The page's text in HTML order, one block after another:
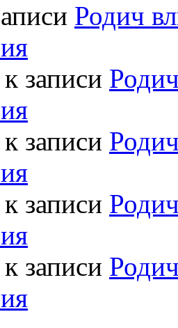
Родич
к записи
к записи
к записи
к записи